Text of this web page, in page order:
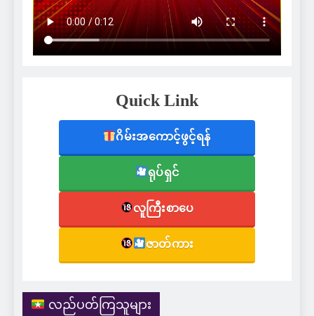
Quick Link
ဂိမ်းအကောင့်ဖွင့်ရန်
ရုပ်ရှင်
လူကြီးစာပေ
ဇာတ်ကား
လည်ပတ်ကြသူများ